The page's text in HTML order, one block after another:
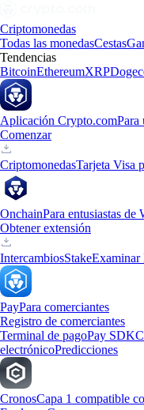
Criptomonedas
Todas las monedasCestas
Tendencias
BitcoinEthereumXRP
Aplicación Crypto.comPara
Comenzar
CriptomonedasTarjeta Visa
OnchainPara entusiastas de
Obtener extensión
IntercambiosStake
PayPara comerciantes
Registro de comerciantes
Terminal de pagoPay SDK
electrónicoPredicciones
CronosCapa 1 compatible